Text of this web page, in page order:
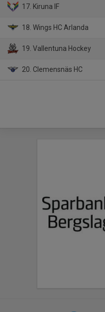
17. Kiruna IF
18. Wings HC Arlanda
19. Vallentuna Hockey
20. Clemensnäs HC